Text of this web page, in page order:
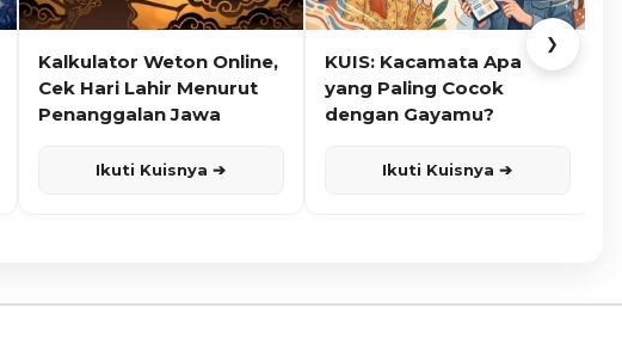
Kalkulator Weton Online,
Cek Hari Lahir Menurut
Penanggalan Jawa
Ikuti Kuisnya ➔
KUIS: Kacamata Apa
yang Paling Cocok
dengan Gayamu?
Ikuti Kuisnya ➔
❯